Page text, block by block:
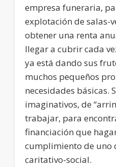
empresa funeraria,
explotación de salas-
obtener una renta
llegar a cubrir cada
ya está dando sus
muchos pequeños
necesidades básicas.
imaginativos, de
trabajar, para
financiación que
cumplimiento de uno
caritativo-social.